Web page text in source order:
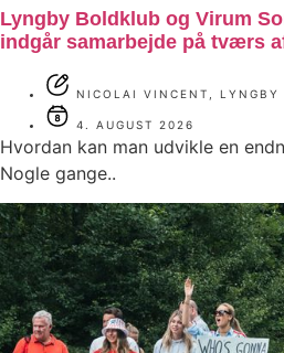
Lyngby Boldklub og Virum
indgår samarbejde på tværs
NICOLAI VINCENT, LYNGBY
4. AUGUST 2026
Hvordan kan man udvikle en
Nogle gange..